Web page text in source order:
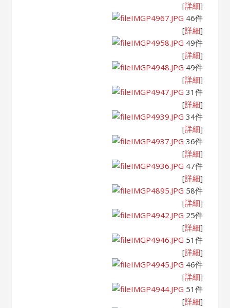
[詳細]
IMGP4967.JPG 46件
[詳細]
IMGP4958.JPG 49件
[詳細]
IMGP4948.JPG 49件
[詳細]
IMGP4947.JPG 31件
[詳細]
IMGP4939.JPG 34件
[詳細]
IMGP4937.JPG 36件
[詳細]
IMGP4936.JPG 47件
[詳細]
IMGP4895.JPG 58件
[詳細]
IMGP4942.JPG 25件
[詳細]
IMGP4946.JPG 51件
[詳細]
IMGP4945.JPG 46件
[詳細]
IMGP4944.JPG 51件
[詳細]